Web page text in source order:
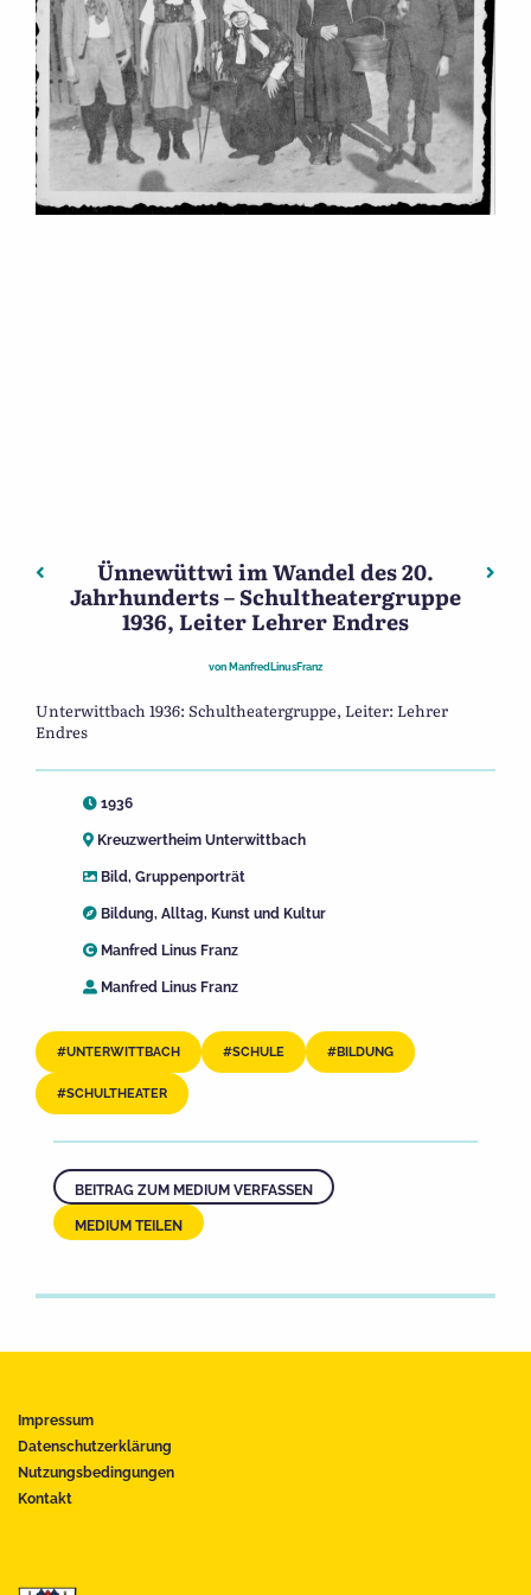
Beitragsnavigation
Vorheriger: Ünnewüttwi im Wandel des 20.
Ünnewüttwi im Wandel des 20.
Jahrhunderts – Schultheatergruppe
1936, Leiter Lehrer Endres
von ManfredLinusFranz
Unterwittbach 1936: Schultheatergruppe, Leiter: Lehrer
Endres
1936
Kreuzwertheim Unterwittbach
Bild, Gruppenporträt
Bildung, Alltag, Kunst und Kultur
Manfred Linus Franz
Manfred Linus Franz
UNTERWITTBACH SCHULE BILDUNG
SCHULTHEATER
BEITRAG ZUM MEDIUM VERFASSEN
MEDIUM TEILEN
Impressum
Datenschutzerklärung
Nutzungsbedingungen
Kontakt